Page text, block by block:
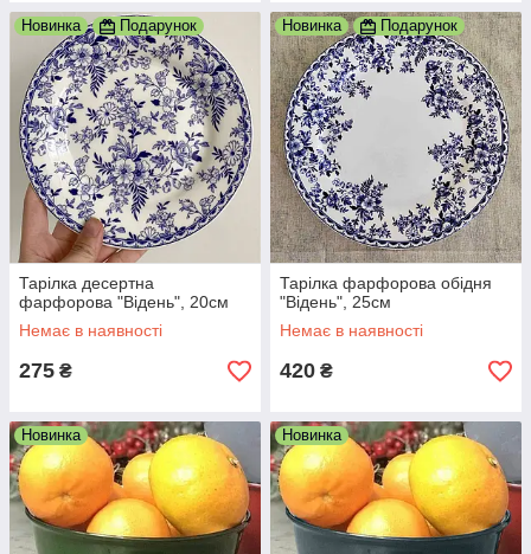
Новинка Подарунок
Тарілка десертна
фарфорова "Відень", 20см
Немає в наявності
275 ₴
Новинка Подарунок
Тарілка фарфорова обідня
"Відень", 25см
Немає в наявності
420 ₴
Новинка Новинка